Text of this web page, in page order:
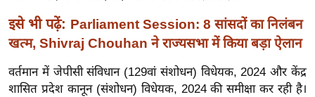
ग
इं
डि
या
इसे भी पढ़ें: Parliament Session: 8 सांसदों का निलंबन
खत्म, Shivraj Chouhan ने राज्यसभा में किया बड़ा ऐलान
वर्तमान में जेपीसी संविधान (129वां संशोधन) विधेयक, 2024 और केंद्र
शासित प्रदेश कानून (संशोधन) विधेयक, 2024 की समीक्षा कर रही है।